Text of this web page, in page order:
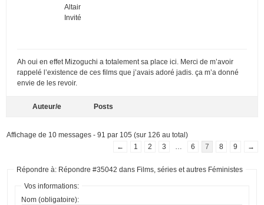
Altair
Invité
Ah oui en effet Mizoguchi a totalement sa place ici. Merci de m’avoir
rappelé l’existence de ces films que j’avais adoré jadis. ça m’a donné
envie de les revoir.
Auteur/e Posts
Affichage de 10 messages - 91 par 105 (sur 126 au total)
←
1 2 3 6 7 8 9 →
Répondre à: Répondre #35042 dans Films, séries et autres Féministes
Vos informations:
Nom (obligatoire):